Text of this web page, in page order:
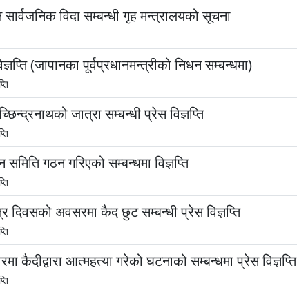
सार्वजनिक विदा सम्बन्धी गृह मन्त्रालयको सूचना
(जापानका पूर्वप्रधानमन्त्रीको निधन सम्बन्धमा)
जात्रा सम्बन्धी प्रेस विज्ञप्ति
समिति गठन गरिएको सम्बन्धमा विज्ञप्ति
दिवसको अवसरमा कैद छुट सम्बन्धी प्रेस विज्ञप्ति
कैदीद्वारा आत्महत्या गरेको घटनाको सम्बन्धमा प्रेस विज्ञप्ति